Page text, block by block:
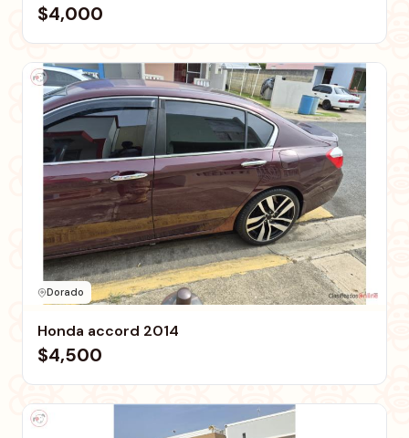
$4,000
Dorado
Honda accord 2014
$4,500